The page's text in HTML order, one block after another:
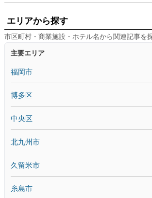
エリアから探す
市区町村・商業施設・ホテル名から関連記事を
主要エリア
福岡市
博多区
中央区
北九州市
久留米市
糸島市